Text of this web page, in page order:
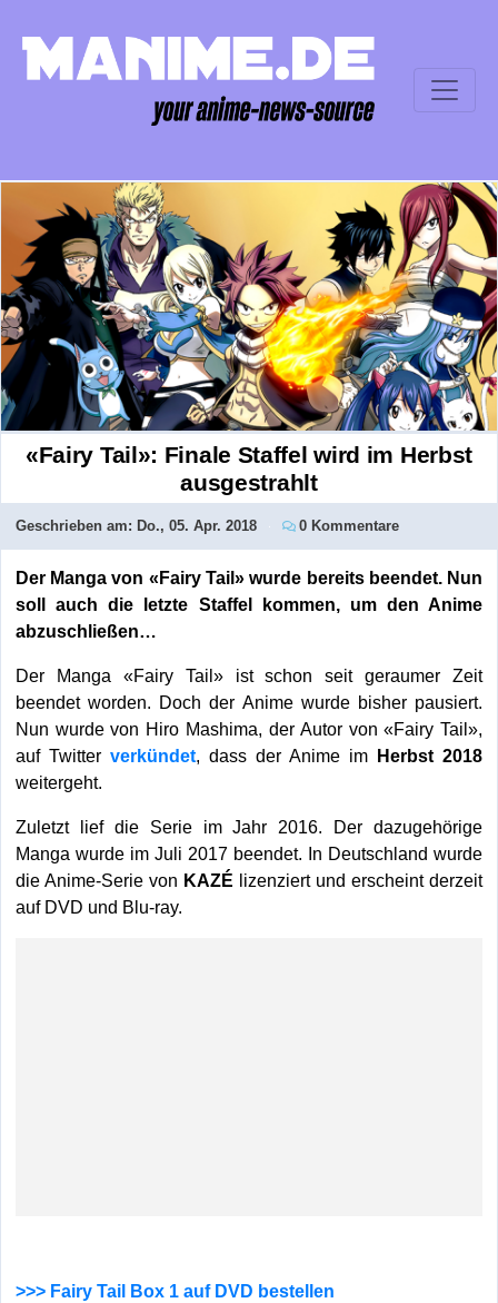
«Fairy Tail»: Finale Staffel wird im Herbst
ausgestrahlt
Geschrieben am: Do., 05. Apr. 2018 0 Kommentare
Der Manga von «Fairy Tail» wurde bereits beendet. Nun
soll auch die letzte Staffel kommen, um den Anime
abzuschließen…
Der Manga «Fairy Tail» ist schon seit geraumer Zeit
beendet worden. Doch der Anime wurde bisher pausiert.
Nun wurde von Hiro Mashima, der Autor von «Fairy Tail»,
auf Twitter verkündet, dass der Anime im Herbst 2018
weitergeht.
Zuletzt lief die Serie im Jahr 2016. Der dazugehörige
Manga wurde im Juli 2017 beendet. In Deutschland wurde
die Anime-Serie von KAZÉ lizenziert und erscheint derzeit
auf DVD und Blu-ray.
>>> Fairy Tail Box 1 auf DVD bestellen